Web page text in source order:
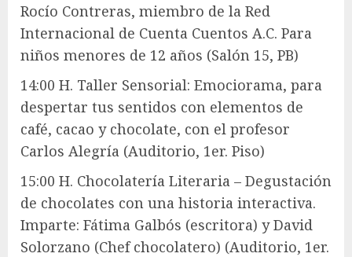
Rocío Contreras, miembro de la Red
Internacional de Cuenta Cuentos A.C. Para
niños menores de 12 años (Salón 15, PB)
14:00 H. Taller Sensorial: Emociorama, para
despertar tus sentidos con elementos de
café, cacao y chocolate, con el profesor
Carlos Alegría (Auditorio, 1er. Piso)
15:00 H. Chocolatería Literaria – Degustación
de chocolates con una historia interactiva.
Imparte: Fátima Galbós (escritora) y David
Solorzano (Chef chocolatero) (Auditorio, 1er.